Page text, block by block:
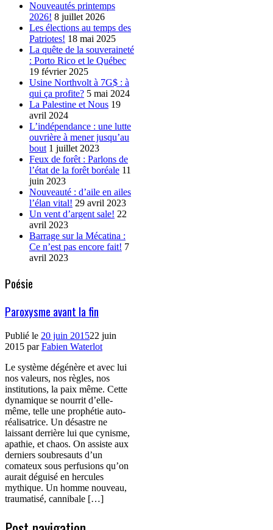
Nouveautés printemps
2026! 8 juillet 2026
Les élections au temps des
Patriotes! 18 mai 2025
La quête de la souveraineté
: Porto Rico et le Québec
19 février 2025
Usine Northvolt à 7G$ : à
qui ça profite? 5 mai 2024
La Palestine et Nous 19
avril 2024
L’indépendance : une lutte
ouvrière à mener jusqu’au
bout 1 juillet 2023
Feux de forêt : Parlons de
l’état de la forêt boréale 11
juin 2023
Nouveauté : d’aile en ailes
l’élan vital! 29 avril 2023
Un vent d’argent sale! 22
avril 2023
Barrage sur la Mécatina :
Ce n’est pas encore fait! 7
avril 2023
Poésie
Paroxysme avant la fin
Publié le 20 juin 201522 juin
2015 parFabien Waterlot
Le système dégénère et avec lui
nos valeurs, nos règles, nos
institutions, la paix même. Cette
dynamique se nourrit d’elle-
même, telle une prophétie auto-
réalisatrice. Un désastre ne
laissant derrière lui que cynisme,
apathie, et chaos. On assiste aux
derniers soubresauts d’un
comateux sous perfusions qu’on
aurait déguisé en hercules
mythique. Un homme nouveau,
traumatisé, cannibale […]